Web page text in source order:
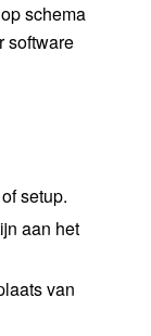
schema
software
setup.
aan het
van